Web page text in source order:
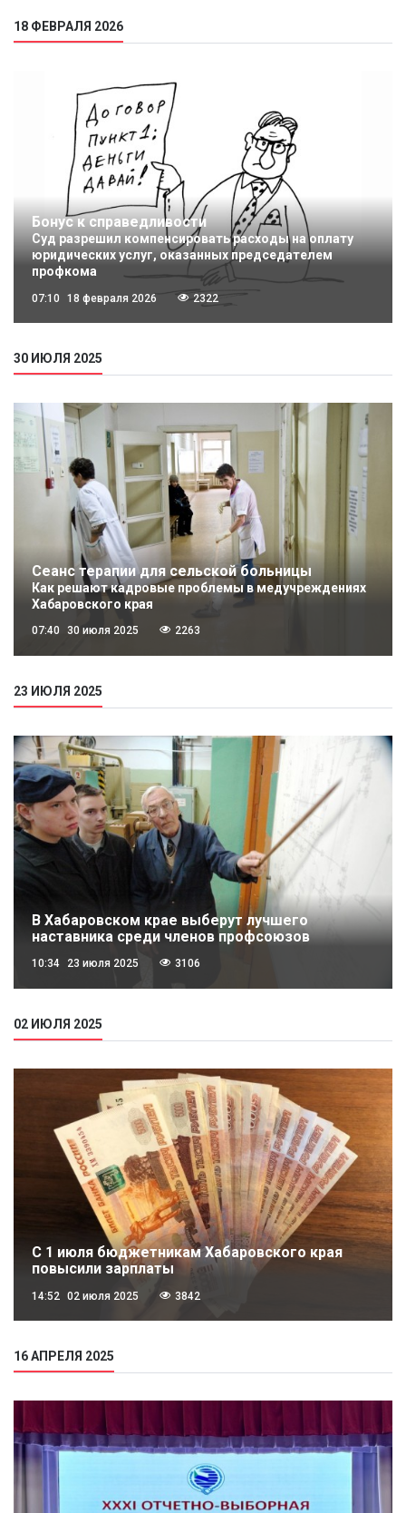
18 ФЕВРАЛЯ 2026
Бонус к справедливости
Суд разрешил компенсировать расходы на оплату
юридических услуг, оказанных председателем
профкома
07:10 18 февраля 2026 2322
30 ИЮЛЯ 2025
Сеанс терапии для сельской больницы
Как решают кадровые проблемы в медучреждениях
Хабаровского края
07:40 30 июля 2025 2263
23 ИЮЛЯ 2025
В Хабаровском крае выберут лучшего
наставника среди членов профсоюзов
10:34 23 июля 2025 3106
02 ИЮЛЯ 2025
С 1 июля бюджетникам Хабаровского края
повысили зарплаты
14:52 02 июля 2025 3842
16 АПРЕЛЯ 2025